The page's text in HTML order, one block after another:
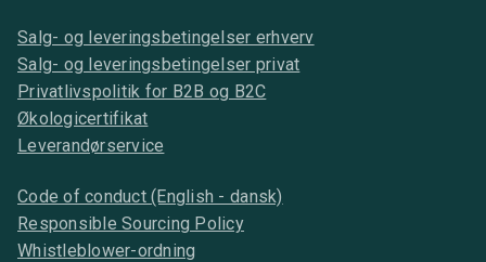
Salg- og leveringsbetingelser erhverv
Salg- og leveringsbetingelser privat
Privatlivspolitik for B2B og B2C
Økologicertifikat
Leverandørservice
Code of conduct (English - dansk)
Responsible Sourcing Policy
Whistleblower-ordning